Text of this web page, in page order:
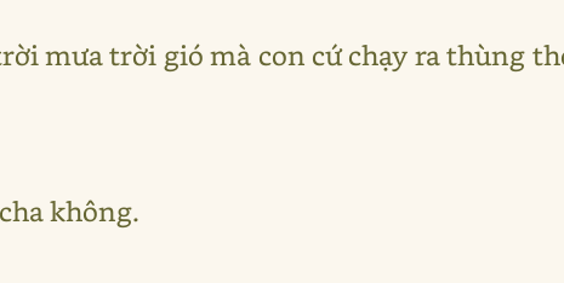
mưa trời gió mà con cứ chạy ra thùng
không.